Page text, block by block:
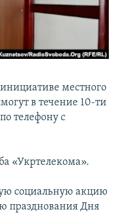
местного
в течение 10-ти
телефону с
«Укртелекома».
социальную акцию
празднования Дня